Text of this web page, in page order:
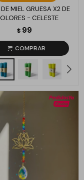
MIEL GRUESA X2 DE
- CELESTE
$ 99